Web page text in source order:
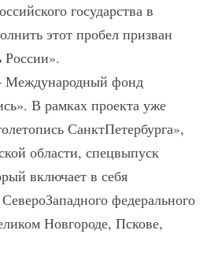
государства в
этот пробел призван
России».
Международный фонд
В рамках проекта уже
Санкт­Петербурга»,
области, спецвыпуск
включает в себя
федерального
Новгороде, Пскове,